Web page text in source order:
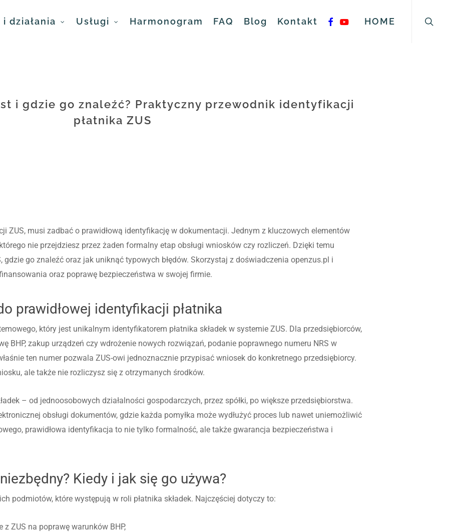
i działania Usługi Harmonogram FAQ Blog Kontakt facebook
youtubeHOME
i gdzie go znaleźć? Praktyczny przewodnik identyfikacji
płatnika ZUS
ZUS, musi zadbać o prawidłową identyfikację w dokumentacji. Jednym z kluczowych elementów
nie przejdziesz przez żaden formalny etap obsługi wniosków czy rozliczeń. Dzięki temu
gdzie go znaleźć oraz jak uniknąć typowych błędów. Skorzystaj z doświadczenia openzus.pl i
oraz poprawę bezpieczeństwa w swojej firmie.
prawidłowej identyfikacji płatnika
który jest unikalnym identyfikatorem płatnika składek w systemie ZUS. Dla przedsiębiorców,
BHP, zakup urządzeń czy wdrożenie nowych rozwiązań, podanie poprawnego numeru NRS w
ten numer pozwala ZUS-owi jednoznacznie przypisać wniosek do konkretnego przedsiębiorcy.
ale także nie rozliczysz się z otrzymanych środków.
– od jednoosobowych działalności gospodarczych, przez spółki, po większe przedsiębiorstwa.
obsługi dokumentów, gdzie każda pomyłka może wydłużyć proces lub nawet uniemożliwić
prawidłowa identyfikacja to nie tylko formalność, ale także gwarancja bezpieczeństwa i
Kiedy i jak się go używa?
podmiotów, które występują w roli płatnika składek. Najczęściej dotyczy to:
ZUS na poprawę warunków BHP,